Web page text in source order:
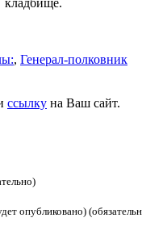
, Генерал-полковник
ссылку на Ваш сайт.
опубликовано)